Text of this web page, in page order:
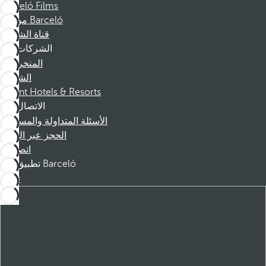
Barceló Films
موظفو Barceló
قناة الشكوى
الشركات
المنخرطين
الشركاء
Dorint Hotels & Resorts
الاتصال
الأسئلة المتداولة والمساعدة
الحجز عبر الهاتف
اتصل بنا
تطبيق Barceló
تنزيل